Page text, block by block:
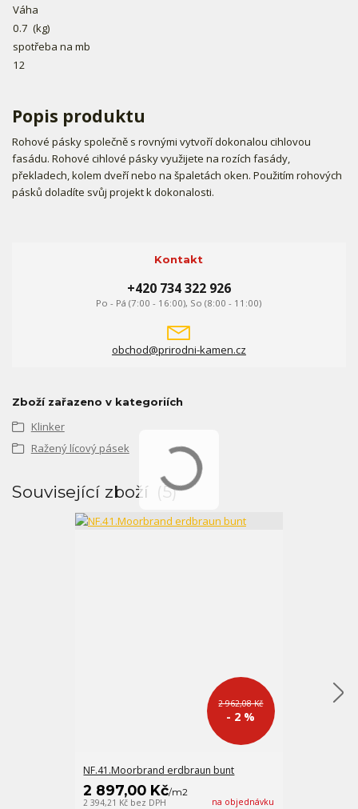
Váha
0.7 (kg)
spotřeba na mb
12
Popis produktu
Rohové pásky společně s rovnými vytvoří dokonalou cihlovou
fasádu. Rohové cihlové pásky využijete na rozích fasády,
překladech, kolem dveří nebo na špaletách oken. Použitím rohových
pásků doladíte svůj projekt k dokonalosti.
Kontakt
+420 734 322 926
Po - Pá (7:00 - 16:00), So (8:00 - 11:00)
obchod@prirodni-kamen.cz
Zboží zařazeno v kategoriích
Klinker
Ražený lícový pásek
Související zboží 5
2 962,08 Kč
- 2 %
NF.41.Moorbrand erdbraun bunt
2 897,00 Kč/m2
2 394,21 Kč bez DPH na objednávku